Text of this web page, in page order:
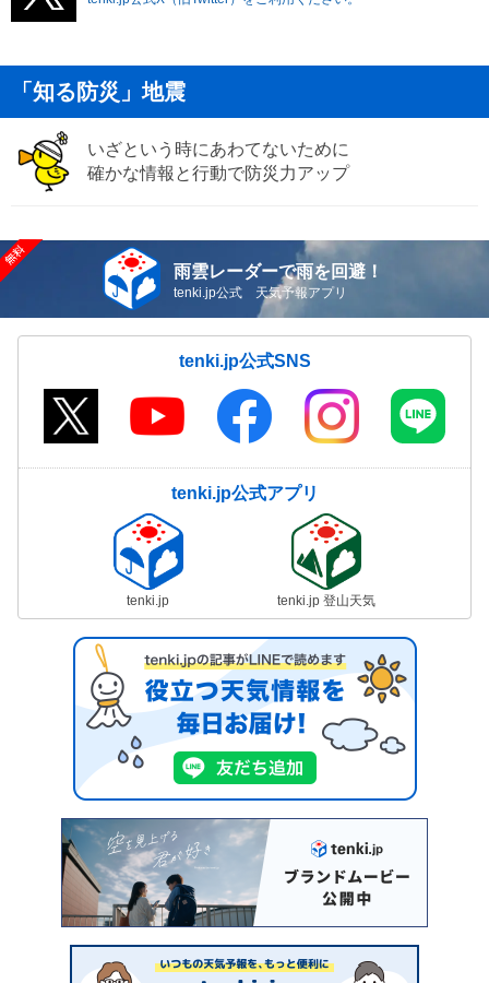
「知る防災」地震
いざという時にあわてないために
確かな情報と行動で防災力アップ
雨雲レーダーで雨を回避！
tenki.jp公式 天気予報アプリ
tenki.jp公式SNS
tenki.jp公式アプリ
tenki.jp tenki.jp 登山天気